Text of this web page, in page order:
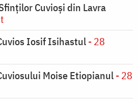
Cuvioși din Lavra
Iosif Isihastul- 28
Moise Etiopianul- 28